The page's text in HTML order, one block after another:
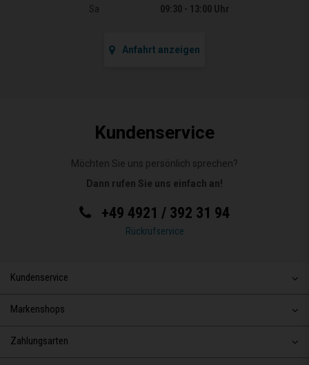
Sa
09:30 - 13:00 Uhr
Anfahrt anzeigen
Kundenservice
Möchten Sie uns persönlich sprechen?
Dann rufen Sie uns einfach an!
+49 4921 / 392 31 94
Rückrufservice
Kundenservice
Markenshops
Zahlungsarten